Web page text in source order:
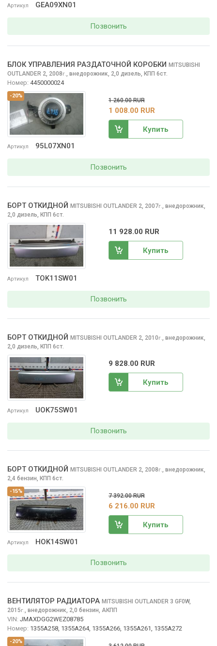
Артикул GEA09XN01
Позвонить
-20%
Артикул 95L07XN01
БЛОК УПРАВЛЕНИЯ РАЗДАТОЧНОЙ КОРОБКИ MITSUBISHI
OUTLANDER 2, 2008г., внедорожник, 2,0 дизель, КПП 6ст.
Номер: 4450000024
1 260.00 RUR
1 008.00 RUR
Купить
Позвонить
Артикул TOK11SW01
БОРТ ОТКИДНОЙ MITSUBISHI OUTLANDER 2, 2007г., внедорожник,
2,0 дизель, КПП 6ст.
11 928.00 RUR
Купить
Позвонить
Артикул UOK75SW01
БОРТ ОТКИДНОЙ MITSUBISHI OUTLANDER 2, 2010г., внедорожник,
2,0 дизель, КПП 6ст.
9 828.00 RUR
Купить
Позвонить
-15%
Артикул HOK14SW01
БОРТ ОТКИДНОЙ MITSUBISHI OUTLANDER 2, 2008г., внедорожник,
2,4 бензин, КПП 6ст.
7 392.00 RUR
6 216.00 RUR
Купить
Позвонить
-20%
ВЕНТИЛЯТОР РАДИАТОРА MITSUBISHI OUTLANDER 3 GF0W,
2015г., внедорожник, 2,0 бензин, АКПП
VIN: JMAXDGG2WEZ08785
Номер: 1355A258, 1355A264, 1355A266, 1355A261, 1355A272